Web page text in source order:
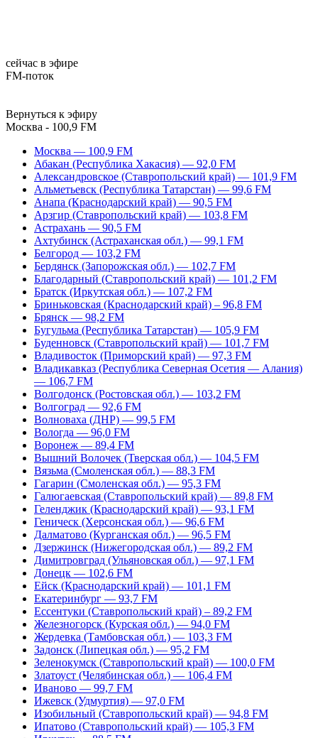
сейчас в эфире
FM-поток
Вернуться к эфиру
Москва - 100,9 FM
Москва — 100,9 FM
Абакан (Республика Хакасия) — 92,0 FM
Александровское (Ставропольский край) — 101,9 FM
Альметьевск (Республика Татарстан) — 99,6 FM
Анапа (Краснодарский край) — 90,5 FM
Арзгир (Ставропольский край) — 103,8 FM
Астрахань — 90,5 FM
Ахтубинск (Астраханская обл.) — 99,1 FM
Белгород — 103,2 FM
Бердянск (Запорожская обл.) — 102,7 FM
Благодарный (Ставропольский край) — 101,2 FM
Братск (Иркутская обл.) — 107,2 FM
Бриньковская (Краснодарский край) – 96,8 FM
Брянск — 98,2 FM
Бугульма (Республика Татарстан) — 105,9 FM
Буденновск (Ставропольский край) — 101,7 FM
Владивосток (Приморский край) — 97,3 FM
Владикавказ (Республика Северная Осетия — Алания)
— 106,7 FM
Волгодонск (Ростовская обл.) — 103,2 FM
Волгоград — 92,6 FM
Волноваха (ДНР) — 99,5 FM
Вологда — 96,0 FM
Воронеж — 89,4 FM
Вышний Волочек (Тверская обл.) — 104,5 FM
Вязьма (Смоленская обл.) — 88,3 FM
Гагарин (Смоленская обл.) — 95,3 FM
Галюгаевская (Ставропольский край) — 89,8 FM
Геленджик (Краснодарский край) — 93,1 FM
Геническ (Херсонская обл.) — 96,6 FM
Далматово (Курганская обл.) — 96,5 FM
Дзержинск (Нижегородская обл.) — 89,2 FM
Димитровград (Ульяновская обл.) — 97,1 FM
Донецк — 102,6 FM
Ейск (Краснодарский край) — 101,1 FM
Екатеринбург — 93,7 FM
Ессентуки (Ставропольский край) – 89,2 FM
Железногорск (Курская обл.) — 94,0 FM
Жердевка (Тамбовская обл.) — 103,3 FM
Задонск (Липецкая обл.) — 95,2 FM
Зеленокумск (Ставропольский край) — 100,0 FM
Златоуст (Челябинская обл.) — 106,4 FM
Иваново — 99,7 FM
Ижевск (Удмуртия) — 97,0 FM
Изобильный (Ставропольский край) — 94,8 FM
Ипатово (Ставропольский край) — 105,3 FM